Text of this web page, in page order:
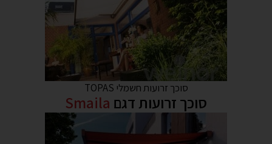
סוכך זרועות חשמלי TOPAS
סוכך זרועות דגם